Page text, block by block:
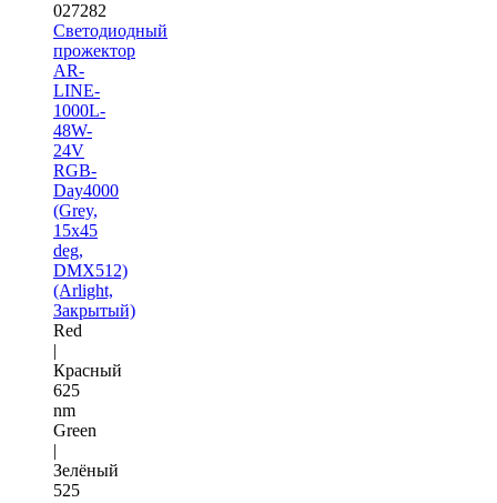
027282
Светодиодный
прожектор
AR-
LINE-
1000L-
48W-
24V
RGB-
Day4000
(Grey,
15x45
deg,
DMX512)
(Arlight,
Закрытый)
Red
|
Красный
625
nm
Green
|
Зелёный
525